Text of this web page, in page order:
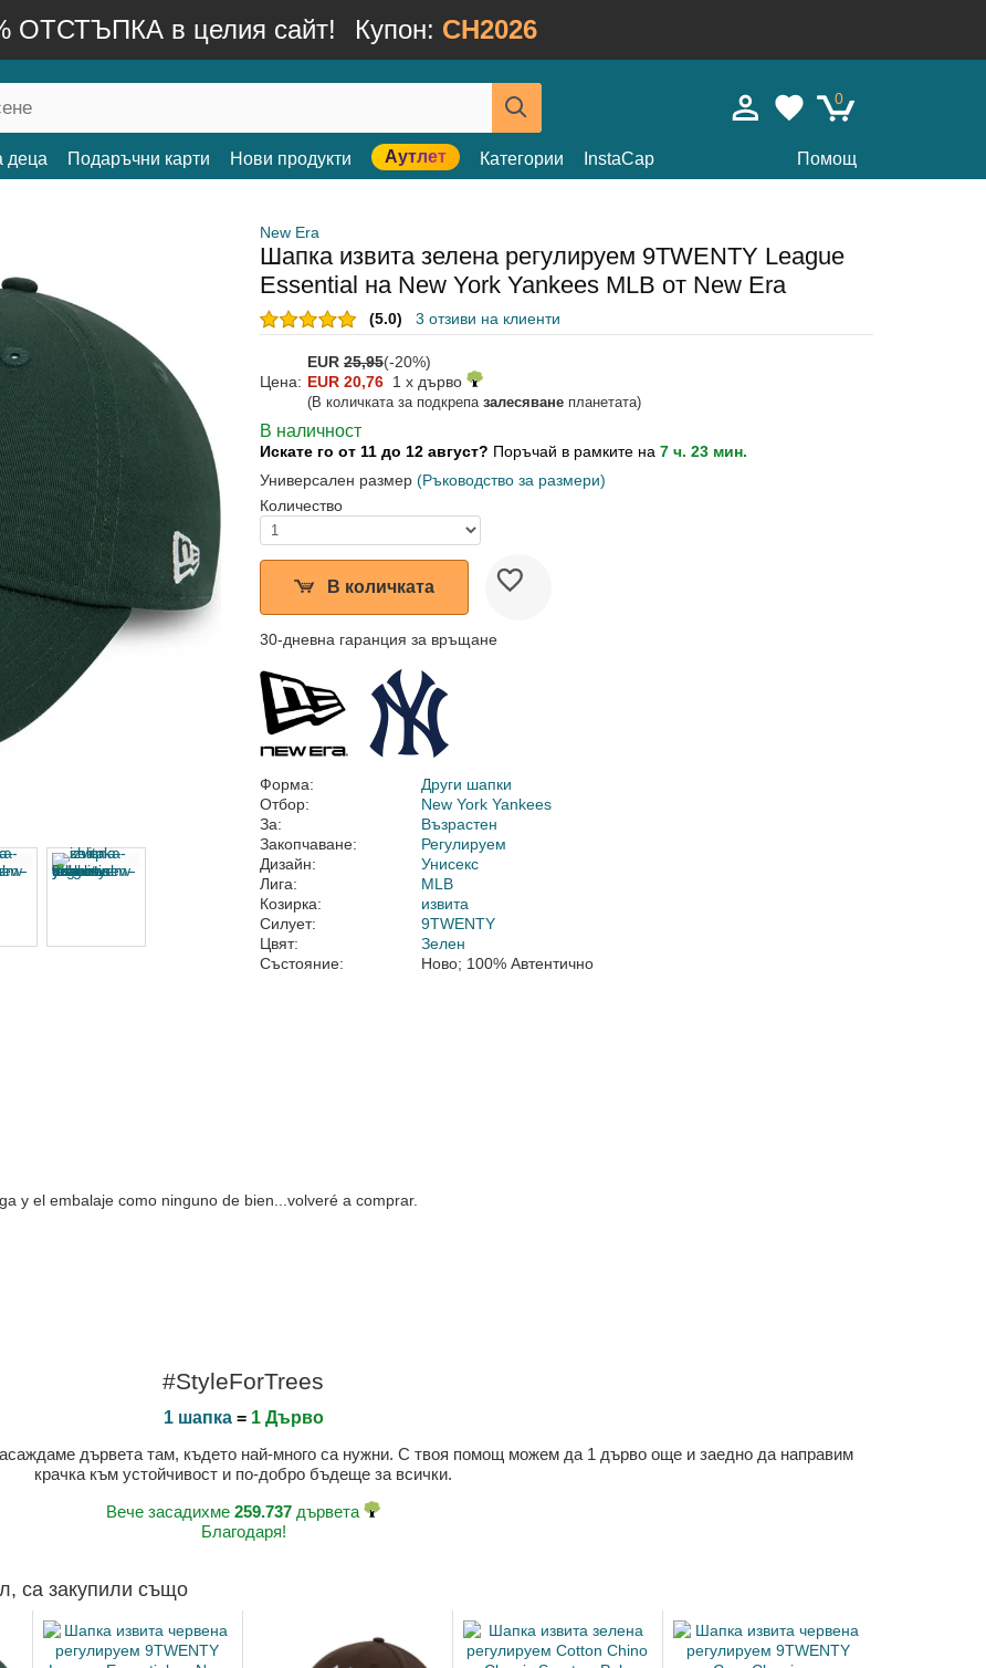
ОТСТЪПКА в целия сайт! Купон: CH2026
0
деца Подаръчни карти Нови продукти Аутлет Категории InstaCap Помощ
New Era
Шапка извита зелена регулируем 9TWENTY League
Essential на New York Yankees MLB от New Era
(5.0) 3 отзиви на клиенти
EUR 25,95(-20%)
Цена: EUR 20,76 1 x дърво
(В количката за подкрепа залесяване планетата)
В наличност
Искате го от 11 до 12 август? Поръчай в рамките на 7 ч. 23 мин.
Универсален размер (Ръководство за размери)
Количество
В количката
30-дневна гаранция за връщане
Форма:
Други шапки
Отбор:
New York Yankees
За:
Възрастен
Закопчаване:
Регулируем
Дизайн:
Унисекс
Лига:
MLB
Козирка:
извита
Силует:
9TWENTY
Цвят:
Зелен
Състояние:
Ново; 100% Автентично
y el embalaje como ninguno de bien...volveré a comprar.
#StyleForTrees
1 шапка= 1 Дърво
дървета там, където най-много са нужни. С твоя помощ можем да 1 дърво още и заедно да направим
крачка към устойчивост и по-добро бъдеще за всички.
Вече засадихме 259.737 дървета
Благодаря!
са закупили също